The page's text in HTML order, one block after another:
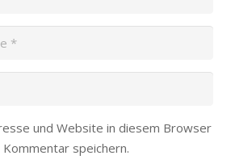
und Website in diesem Browser
speichern.